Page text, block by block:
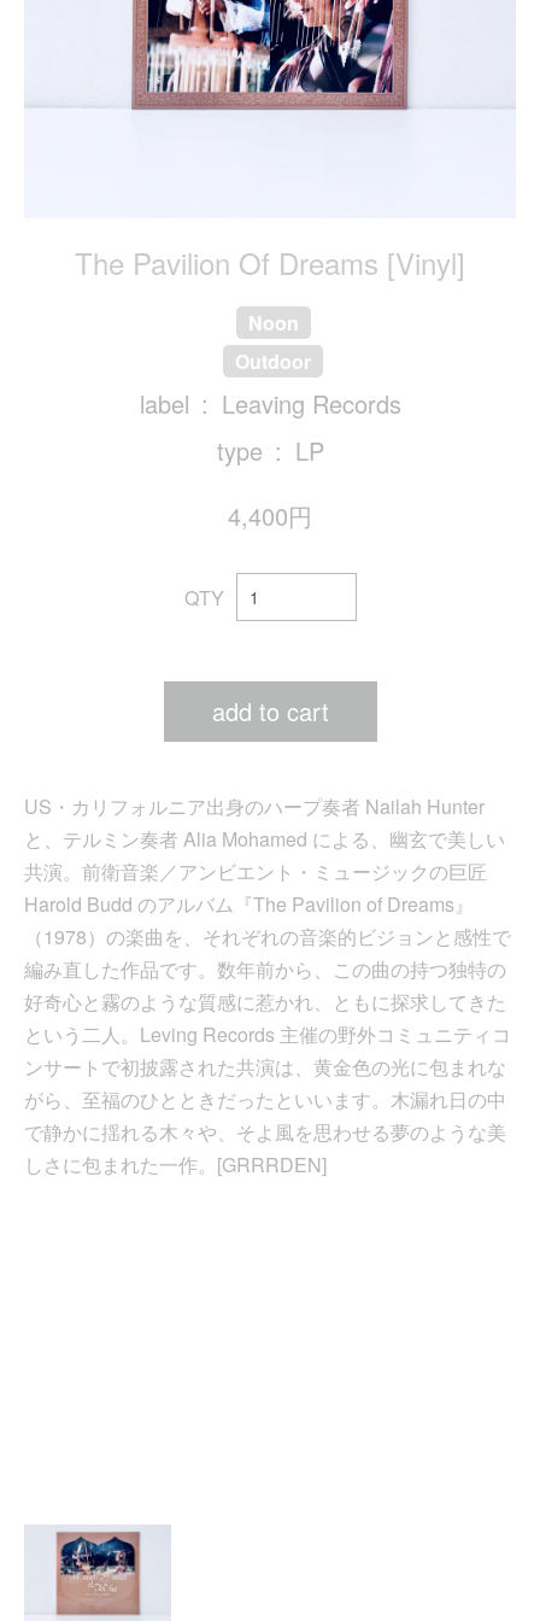
The Pavilion Of Dreams [Vinyl]
Noon
Outdoor
label
Leaving Records
type
LP
4,400円
QTY
add to cart
US・カリフォルニア出身のハープ奏者 Nailah Hunter
と、テルミン奏者 Alia Mohamed による、幽玄で美しい
共演。前衛音楽／アンビエント・ミュージックの巨匠
Harold Budd のアルバム『The Pavilion of Dreams』
（1978）の楽曲を、それぞれの音楽的ビジョンと感性で
編み直した作品です。数年前から、この曲の持つ独特の
好奇心と霧のような質感に惹かれ、ともに探求してきた
という二人。Leving Records 主催の野外コミュニティコ
ンサートで初披露された共演は、黄金色の光に包まれな
がら、至福のひとときだったといいます。木漏れ日の中
で静かに揺れる木々や、そよ風を思わせる夢のような美
しさに包まれた一作。[GRRRDEN]